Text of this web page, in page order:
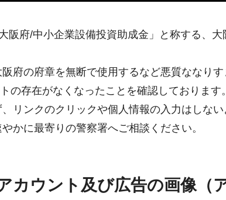
阪府/中小企業設備投資助成金」と称する、
府の府章を無断で使用するなど悪質ななり
の存在がなくなったことを確認しております。
リンクのクリックや個人情報の入力はしない
かに最寄りの警察署へご相談ください。
カウント及び広告の画像（